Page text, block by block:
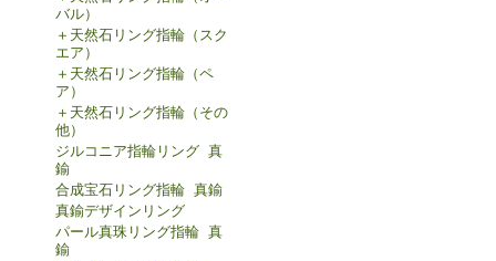
バル）
＋天然石リング指輪（スク
エア）
＋天然石リング指輪（ペ
ア）
＋天然石リング指輪（その
他）
ジルコニア指輪リング 真
鍮
合成宝石リング指輪 真鍮
真鍮デザインリング
パール真珠リング指輪 真
鍮